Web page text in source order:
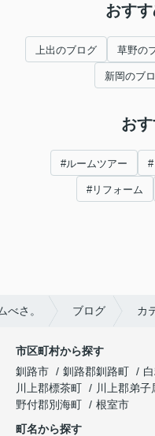
おす
上出のブログ 草野の
新岡のブ
お
#ルームツアー
#リフォーム
べさ。 ブログ カ
市区町村から探す
釧路市
釧路郡釧路町
川上郡標茶町
川上郡弟子
野付郡別海町
根室市
町名から探す